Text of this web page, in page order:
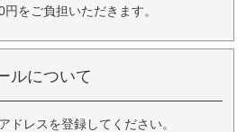
をご負担いただきます。
ルについて
ドレスを登録してください。